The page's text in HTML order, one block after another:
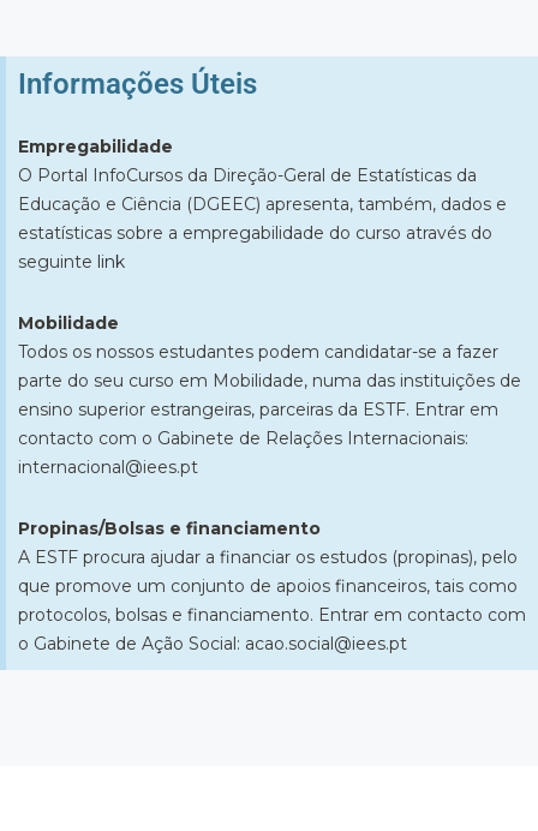
Informações Úteis​
Empregabilidade
O Portal InfoCursos da Direção-Geral de Estatísticas da
Educação e Ciência (DGEEC) apresenta, também, dados e
estatísticas sobre a empregabilidade do curso através do
seguinte link
Mobilidade
Todos os nossos estudantes podem candidatar-se a fazer
parte do seu curso em Mobilidade, numa das instituições de
ensino superior estrangeiras, parceiras da ESTF. Entrar em
contacto com o Gabinete de Relações Internacionais:
internacional@iees.pt
Propinas/Bolsas e financiamento
A ESTF procura ajudar a financiar os estudos (propinas), pelo
que promove um conjunto de apoios financeiros, tais como
protocolos, bolsas e financiamento. Entrar em contacto com
o Gabinete de Ação Social: acao.social@iees.pt